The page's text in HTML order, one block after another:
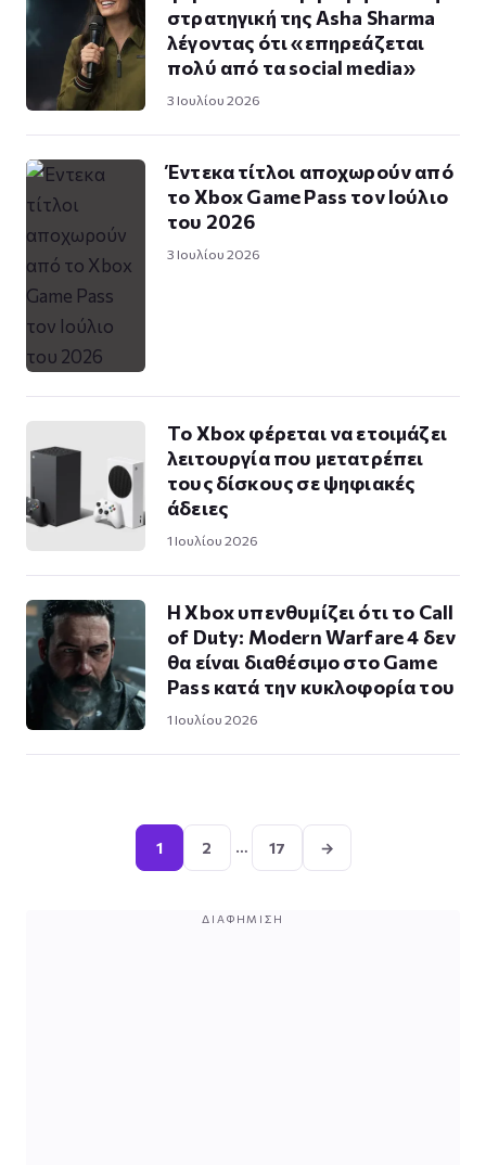
στρατηγική της Asha Sharma
λέγοντας ότι «επηρεάζεται
πολύ από τα social media»
3 Ιουλίου 2026
Έντεκα τίτλοι αποχωρούν από
το Xbox Game Pass τον Ιούλιο
του 2026
3 Ιουλίου 2026
Το Xbox φέρεται να ετοιμάζει
λειτουργία που μετατρέπει
τους δίσκους σε ψηφιακές
άδειες
1 Ιουλίου 2026
Η Xbox υπενθυμίζει ότι το Call
of Duty: Modern Warfare 4 δεν
θα είναι διαθέσιμο στο Game
Pass κατά την κυκλοφορία του
1 Ιουλίου 2026
άρθρων
1 2 … 17 →
ΔΙΑΦΉΜΙΣΗ